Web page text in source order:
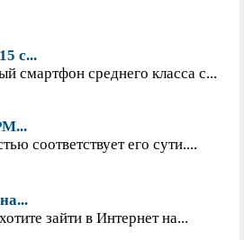
с...
смартфон среднего класса с...
соответствует его сути....
зайти в Интернет на...